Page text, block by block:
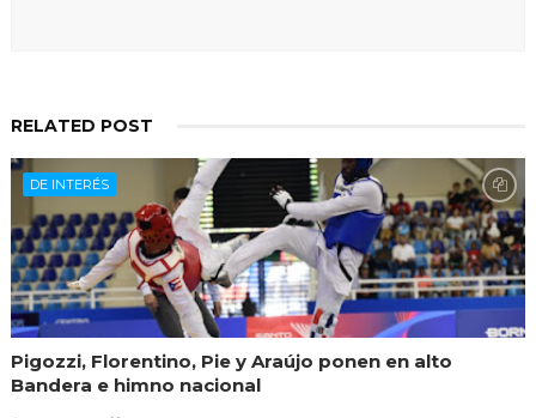
RELATED POST
DE INTERÉS
Pigozzi, Florentino, Pie y Araújo ponen en alto
Bandera e himno nacional